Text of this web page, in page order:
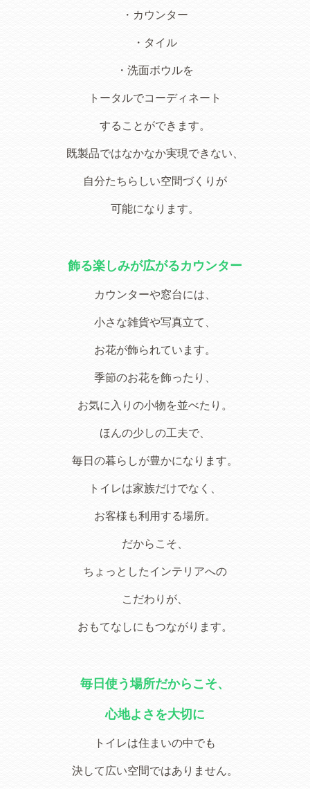
・カウンター
・タイル
・洗面ボウルを
トータルでコーディネート
することができます。
既製品ではなかなか実現できない、
自分たちらしい空間づくりが
可能になります。
飾る楽しみが広がるカウンター
カウンターや窓台には、
小さな雑貨や写真立て、
お花が飾られています。
季節のお花を飾ったり、
お気に入りの小物を並べたり。
ほんの少しの工夫で、
毎日の暮らしが豊かになります。
トイレは家族だけでなく、
お客様も利用する場所。
だからこそ、
ちょっとしたインテリアへの
こだわりが、
おもてなしにもつながります。
毎日使う場所だからこそ、
心地よさを大切に
トイレは住まいの中でも
決して広い空間ではありません。